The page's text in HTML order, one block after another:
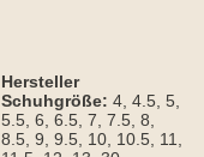
Hersteller
Schuhgröße: 4 , 4.5 , 5
5.5 , 6 , 6.5 , 7 , 7.5 , 8
8.5 , 9 , 9.5 , 10 , 10.5 , 11